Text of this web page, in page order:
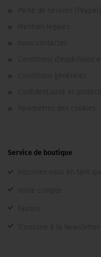
Perte de session (Paypal)
Mention legales
nous contacter
Conditions d'expédition
Conditions générales
Confidentialité et
Paramètres des cookies
Service de boutique
Inscrivez-vous en tant
Votre compte
Favoris
S'inscrire à la Newsletter